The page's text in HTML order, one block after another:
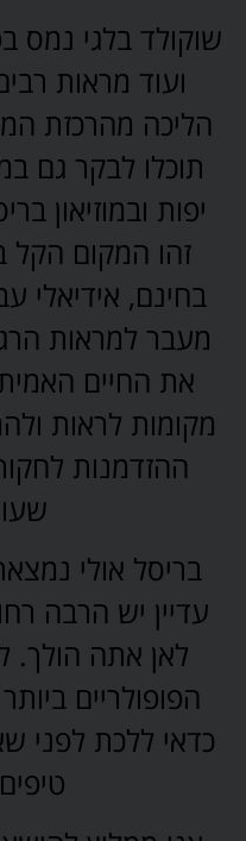
שוקולד בלגי נמס
ועוד מראות
הליכה מהרכזת
תוכלו לבקר גם
יפות ובמוזיאון
זהו המקום הקל
בחינם, אידיאלי
מעבר למראות
את החיים
מקומות לראות
ההזדמנות
בריסל אולי
עדיין יש הרבה
לאן אתה הולך.
הפופולריים
כדאי ללכת לפני